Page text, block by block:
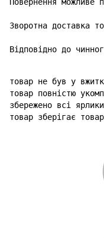
Повернення можливе
Зворотна доставка
Відповідно до
товар не був у
товар повністю
збережено всі
товар зберігає